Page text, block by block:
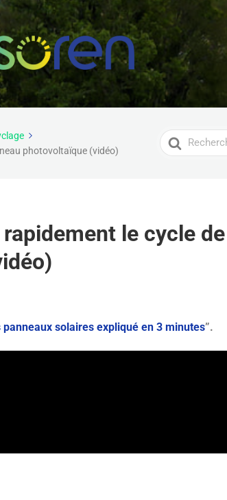
photovoltaïque (vidéo)
Search
For
le cycle de
panneaux solaires expliqué en 3 minutes”.